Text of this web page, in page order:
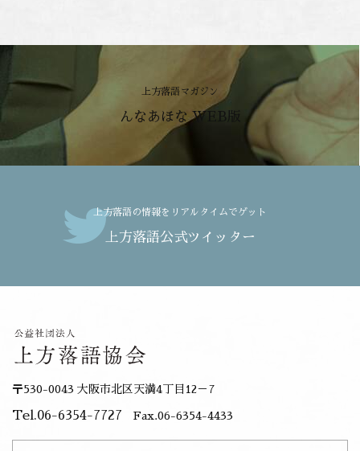
上方落語マガジン
んなあほな WEB版
上方落語の情報をリアルタイムでゲット
上方落語公式ツイッター
〒530-0043 大阪市北区天満4丁目12－7
Tel.06-6354-7727 Fax.06-6354-4433